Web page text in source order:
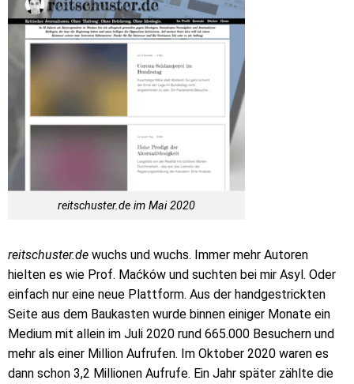
reitschuster.de im Mai 2020
reitschuster.de wuchs und wuchs. Immer mehr Autoren
hielten es wie Prof. Maćków und suchten bei mir Asyl. Oder
einfach nur eine neue Plattform. Aus der handgestrickten
Seite aus dem Baukasten wurde binnen einiger Monate ein
Medium mit allein im Juli 2020 rund 665.000 Besuchern und
mehr als einer Million Aufrufen. Im Oktober 2020 waren es
dann schon 3,2 Millionen Aufrufe. Ein Jahr später zählte die